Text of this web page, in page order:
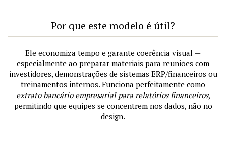
Por que este modelo é útil?
Ele economiza tempo e garante coerência visual —
especialmente ao preparar materiais para reuniões com
investidores, demonstrações de sistemas ERP/financeiros ou
treinamentos internos. Funciona perfeitamente como
extrato bancário empresarial para relatórios financeiros,
permitindo que equipes se concentrem nos dados, não no
design.